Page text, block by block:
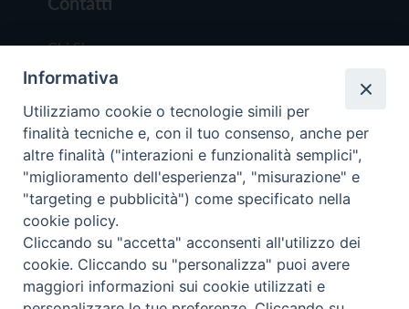
Chi Siamo
Redazione
Scrivici
Copyright © 2019 - Tutti i diritti riservati - Vita
Trentina Editrice
Privacy Policy
Informativa
Utilizziamo cookie o tecnologie simili per
finalità tecniche e, con il tuo consenso, anche per
altre finalità ("interazioni e funzionalità semplici",
"miglioramento dell'esperienza", "misurazione" e
"targeting e pubblicità") come specificato nella
cookie policy.
Cliccando su "accetta" acconsenti all'utilizzo dei
cookie. Cliccando su "personalizza" puoi avere
maggiori informazioni sui cookie utilizzati e